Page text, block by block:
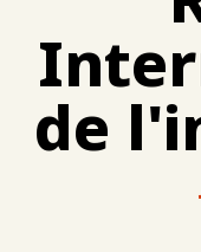
de